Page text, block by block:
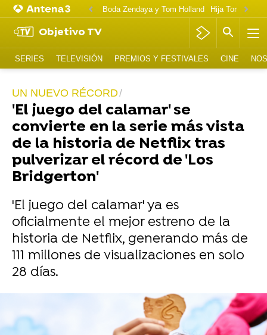
Boda Zendaya y Tom Holland Hija Tom
Objetivo TV
SERIES TELEVISIÓN PREMIOS Y FESTIVALES CINE
UN NUEVO RÉCORD
'El juego del calamar' se
convierte en la serie más vista
de la historia de Netflix tras
pulverizar el récord de 'Los
Bridgerton'
'El juego del calamar' ya es
oficialmente el mejor estreno de la
historia de Netflix, generando más de
111 millones de visualizaciones en solo
28 días.